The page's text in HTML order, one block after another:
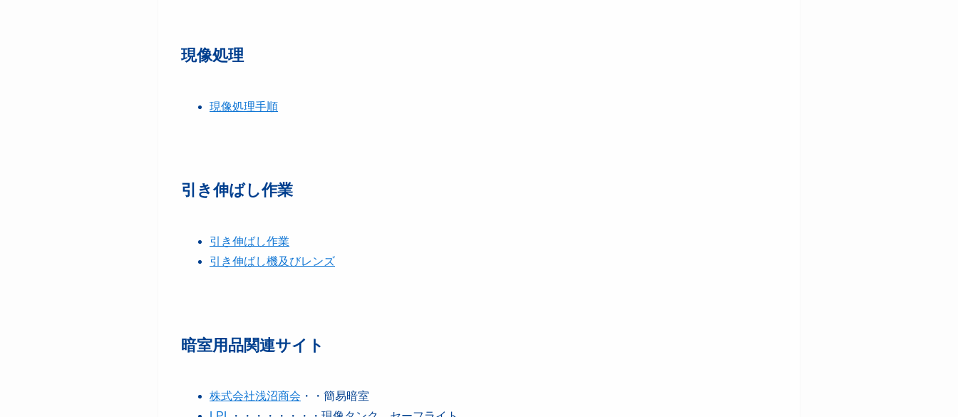
現像処理
現像処理手順
引き伸ばし作業
引き伸ばし作業
引き伸ばし機及びレンズ
暗室用品関連サイト
株式会社浅沼商会 ・・簡易暗室